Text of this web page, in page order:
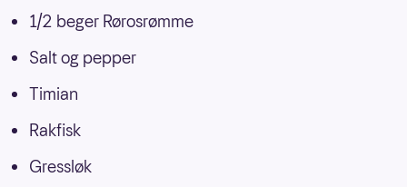
1/2 beger Rørosrømme
Salt og pepper
Timian
Rakfisk
Gressløk